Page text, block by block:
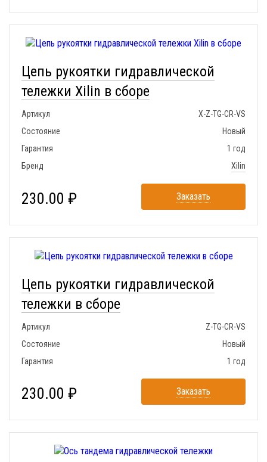
Цепь рукоятки гидравлической
тележки Xilin в сборе
Артикул
X-Z-TG-CR-VS
Состояние
Новый
Гарантия
1 год
Бренд
Xilin
230.00 ₽ Заказать
Цепь рукоятки гидравлической
тележки в сборе
Артикул
Z-TG-CR-VS
Состояние
Новый
Гарантия
1 год
230.00 ₽ Заказать